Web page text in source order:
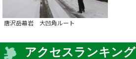
唐沢岳幕岩 大凹角ルート
アクセスランキング